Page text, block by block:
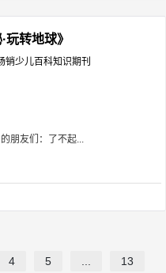
玩转地球》
销少儿百科知识期刊
朋友们：了不起...
4 5 13